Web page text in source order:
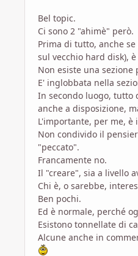
Bel topic.
Ci sono 2 "ahimè" però.
Prima di tutto, anche
sul vecchio hard disk),
Non esiste una
E' inglobbata nella
In secondo luogo, tutto
anche a disposizione,
L'importante, per me, è
Non condivido il
"peccato".
Francamente no.
Il "creare", sia a livello
Chi è, o sarebbe,
Ben pochi.
Ed è normale, perché
Esistono tonnellate di
Alcune anche in